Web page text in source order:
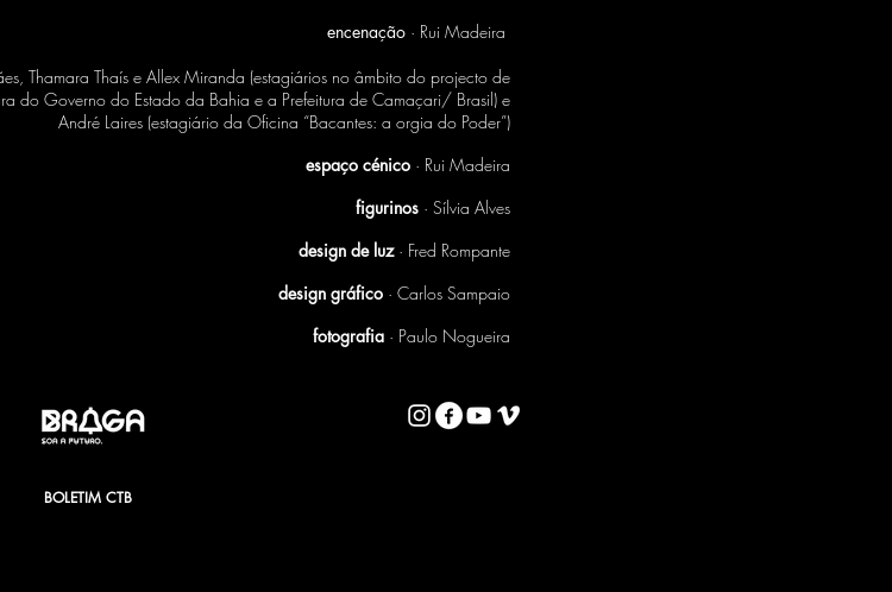
encenação · Rui Madeira
Thamara Thaís e Allex Miranda (estagiários no âmbito do projecto de
do Governo do Estado da Bahia e a Prefeitura de Camaçari/ Brasil) e
André Laires (estagiário da Oficina “Bacantes: a orgia do Poder”)
espaço cénico · Rui Madeira
figurinos · Sílvia Alves
design de luz · Fred Rompante
design gráfico · Carlos Sampaio
fotografia · Paulo Nogueira
BOLETIM CTB